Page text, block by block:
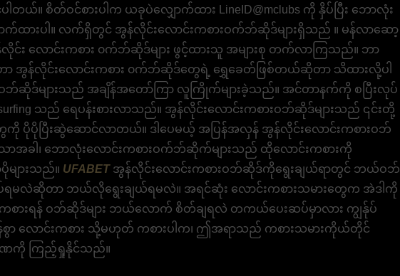
တယ်​။ စိတ်​ဝင်​စားပါက ယခုပဲလျှောက်ထား LineID@mclubs ကို နှိပ်​ပြီး ဘောလုံး
က်ထားပါ။ လက်ရှိတွင် အွန်လိုင်းလောင်းကစားဝက်ဘ်ဆိုဒ်များရှိသည် ။ မန်လာဆော့
လိုင်း လောင်းကစား ၀က်ဘ်ဆိုဒ်များ ဖွင့်ထားသူ အများစု တက်လာကြသည်။ ဘာ
ာ အွန်လိုင်းလောင်းကစား ၀က်ဘ်ဆိုဒ်တွေရဲ့ ရွှေခေတ်ဖြစ်တယ်ဆိုတာ သိထားလို့ပါ
ဝဘ်ဆိုဒ်များသည် အချိန်အတော်ကြာ လူကြိုက်များခဲ့သည်။ အင်တာနက်ကို စပြီးလုပ်
သည် ရေပန်းစားလာသည်။ အွန်လိုင်းလောင်းကစားဝဘ်ဆိုဒ်များသည် ၎င်းတို့
ပိုပိုပြီးဆွဲဆောင်လာတယ်။ ဒါပေမယ့် အပြန်အလှန် အွန်လိုင်းလောင်းကစားဝဘ်
အခါ၊ ဘောလုံးလောင်းကစားဝက်ဘ်ဆိုက်များသည် ထိုလောင်းကစားကို
များသည်။ UFABETအွန်လိုင်းလောင်းကစားဝဘ်ဆိုဒ်ကိုရွေးချယ်ရာတွင် ဘယ်ဝဘ်
ရမလဲဆိုတာ ဘယ်လိုရွေးချယ်ရမလဲ။ အရင်ဆုံး လောင်းကစားသမားတွေက အဲဒါကို
စားရန် ဝဘ်ဆိုဒ်များ ဘယ်လောက် စိတ်ချရလဲ တကယ်​​ပေးဆပ်​မှာလား ကျွန်ုပ်
လောင်းကစား သို့မဟုတ် ကစားပါက၊ ဤအရာသည် ကစားသမားကိုယ်တိုင်
ာဏကို ကြည့်ရှုနိုင်သည်။